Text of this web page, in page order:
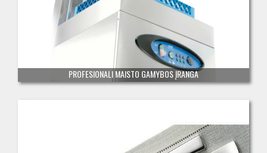
PROFESIONALI MAISTO GAMYBOS ĮRANGA